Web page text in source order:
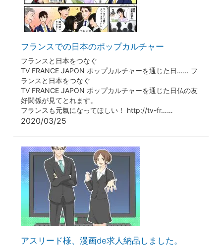
フランスでの日本のポップカルチャー
フランスと日本をつなぐ
TV FRANCE JAPON ポップカルチャーを通じた日…… フ
ランスと日本をつなぐ
TV FRANCE JAPON ポップカルチャーを通じた日仏の友
好関係が見てとれます。
フランスも元氣になってほしい！ http://tv-fr……
2020/03/25
アスリード様、漫画de求人納品しました。